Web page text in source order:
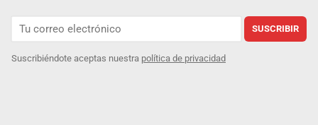
SUSCRIBIR
Suscribiéndote aceptas nuestra política de privacidad